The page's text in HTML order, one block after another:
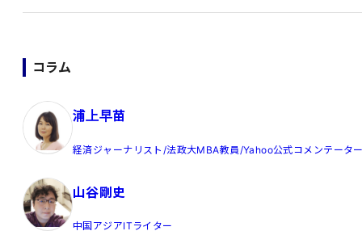
コラム
浦上早苗
経済ジャーナリスト/法政大MBA教員/Yahoo公式コメンテータ
山谷剛史
中国アジアITライター